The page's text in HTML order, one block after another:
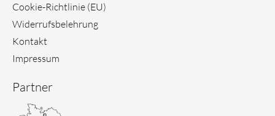
Cookie-Richtlinie (EU)
Widerrufsbelehrung
Kontakt
Impressum
Partner